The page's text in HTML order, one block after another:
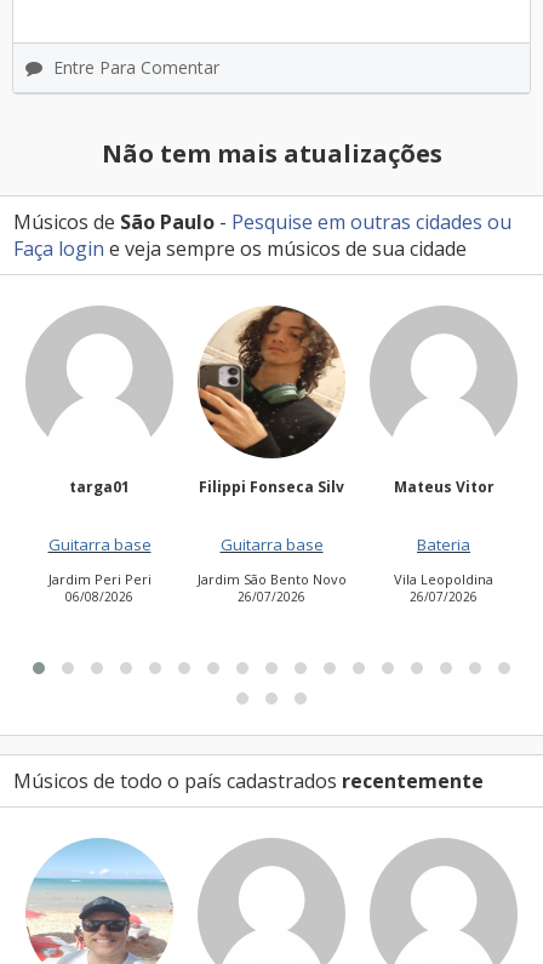
Entre Para Comentar
Não tem mais atualizações
Músicos de São Paulo - Pesquise em outras cidades ou
Faça login e veja sempre os músicos de sua cidade
Filippi Fonseca Silv
Guitarra base
Jardim São Bento Novo
26/07/2026
Mateus Vitor
Bateria
Vila Leopoldina
26/07/2026
Anailuj Avlis
Vocalista - Baixo
Jardim Aurora (Zona
Leste)
Músicos de todo o país cadastrados recentemente